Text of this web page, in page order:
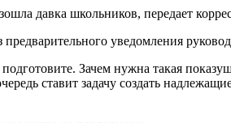
давка школьников, передает
уведомления
Зачем нужна такая
ставит задачу создать